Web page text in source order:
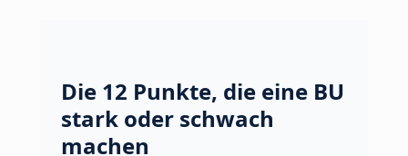
Die 12 Punkte, die eine BU
stark oder schwach
machen